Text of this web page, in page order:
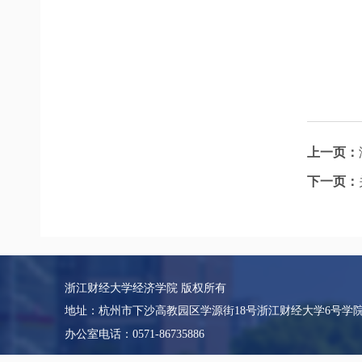
上一页：
下一页：
浙江财经大学经济学院 版权所有
地址：杭州市下沙高教园区学源街18号浙江财经大学6号学
办公室电话：0571-86735886